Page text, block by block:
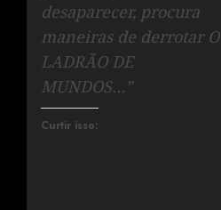
desaparecer, procura
maneiras de derrotar O
LADRÃO DE
MUNDOS…”
Curtir isso: